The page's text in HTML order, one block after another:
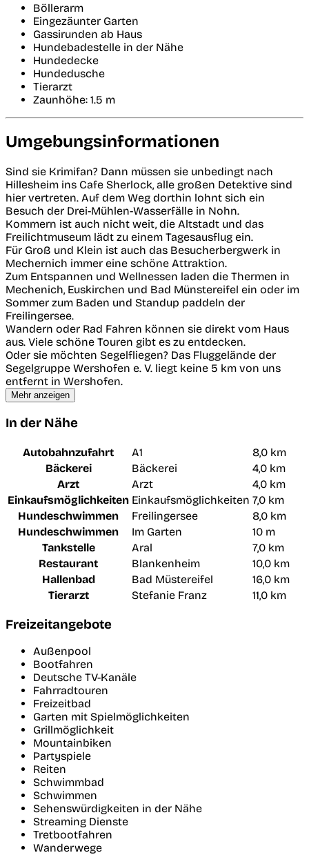
Böllerarm
Eingezäunter Garten
Gassirunden ab Haus
Hundebadestelle in der Nähe
Hundedecke
Hundedusche
Tierarzt
Zaunhöhe: 1.5 m
Umgebungsinformationen
Sind sie Krimifan? Dann müssen sie unbedingt nach
Hillesheim ins Cafe Sherlock, alle großen Detektive sind
hier vertreten. Auf dem Weg dorthin lohnt sich ein
Besuch der Drei-Mühlen-Wasserfälle in Nohn.
Kommern ist auch nicht weit, die Altstadt und das
Freilichtmuseum lädt zu einem Tagesausflug ein.
Für Groß und Klein ist auch das Besucherbergwerk in
Mechernich immer eine schöne Attraktion.
Zum Entspannen und Wellnessen laden die Thermen in
Mechenich, Euskirchen und Bad Münstereifel ein oder im
Sommer zum Baden und Standup paddeln der
Freilingersee.
Wandern oder Rad Fahren können sie direkt vom Haus
aus. Viele schöne Touren gibt es zu entdecken.
Oder sie möchten Segelfliegen? Das Fluggelände der
Segelgruppe Wershofen e. V. liegt keine 5 km von uns
entfernt in Wershofen.
Mehr anzeigen
In der Nähe
Autobahnzufahrt A1
8,0 km
Bäckerei
Bäckerei
4,0 km
Arzt
Arzt
4,0 km
Einkaufsmöglichkeiten Einkaufsmöglichkeiten 7,0 km
Hundeschwimmen
Freilingersee
8,0 km
Hundeschwimmen
Im Garten
10 m
Tankstelle
Aral
7,0 km
Restaurant
Blankenheim
10,0 km
Hallenbad
Bad Müstereifel
16,0 km
Tierarzt
Stefanie Franz 11,0 km
Freizeitangebote
Außenpool
Bootfahren
Deutsche TV-Kanäle
Fahrradtouren
Freizeitbad
Garten mit Spielmöglichkeiten
Grillmöglichkeit
Mountainbiken
Partyspiele
Reiten
Schwimmbad
Schwimmen
Sehenswürdigkeiten in der Nähe
Streaming Dienste
Tretbootfahren
Wanderwege